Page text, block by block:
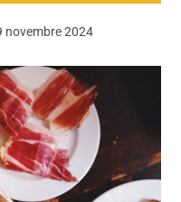
novembre 2024